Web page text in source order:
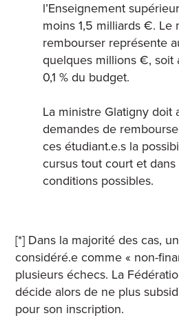
l’Enseignement
moins 1,5 milliards €. Le
rembourser représente
quelques millions €, soit
0,1 % du budget.
La ministre Glatigny doit
demandes de
ces étudiant.e.s la
cursus tout court et
conditions possibles.
[*] Dans la majorité des cas,
considéré.e comme « non-
plusieurs échecs. La
décide alors de ne plus
pour son inscription.